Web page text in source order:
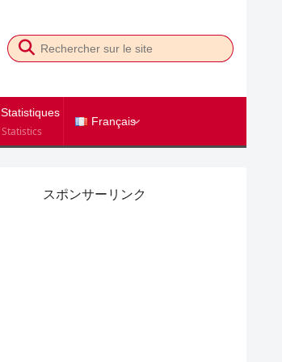
Statistiques
Statistics
Français
スポンサーリンク